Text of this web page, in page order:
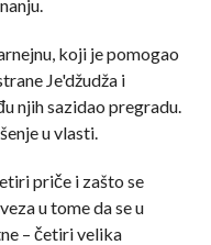
koji je pomogao
Je'džudža i
njih sazidao pregradu.
u vlasti.
priče i zašto se
u tome da se u
– četiri velika